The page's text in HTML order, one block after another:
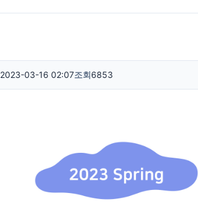
2023-03-16 02:07조회6853